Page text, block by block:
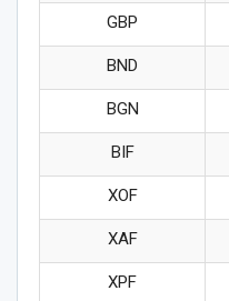
GBP
BND
BGN
BIF
XOF
XAF
XPF